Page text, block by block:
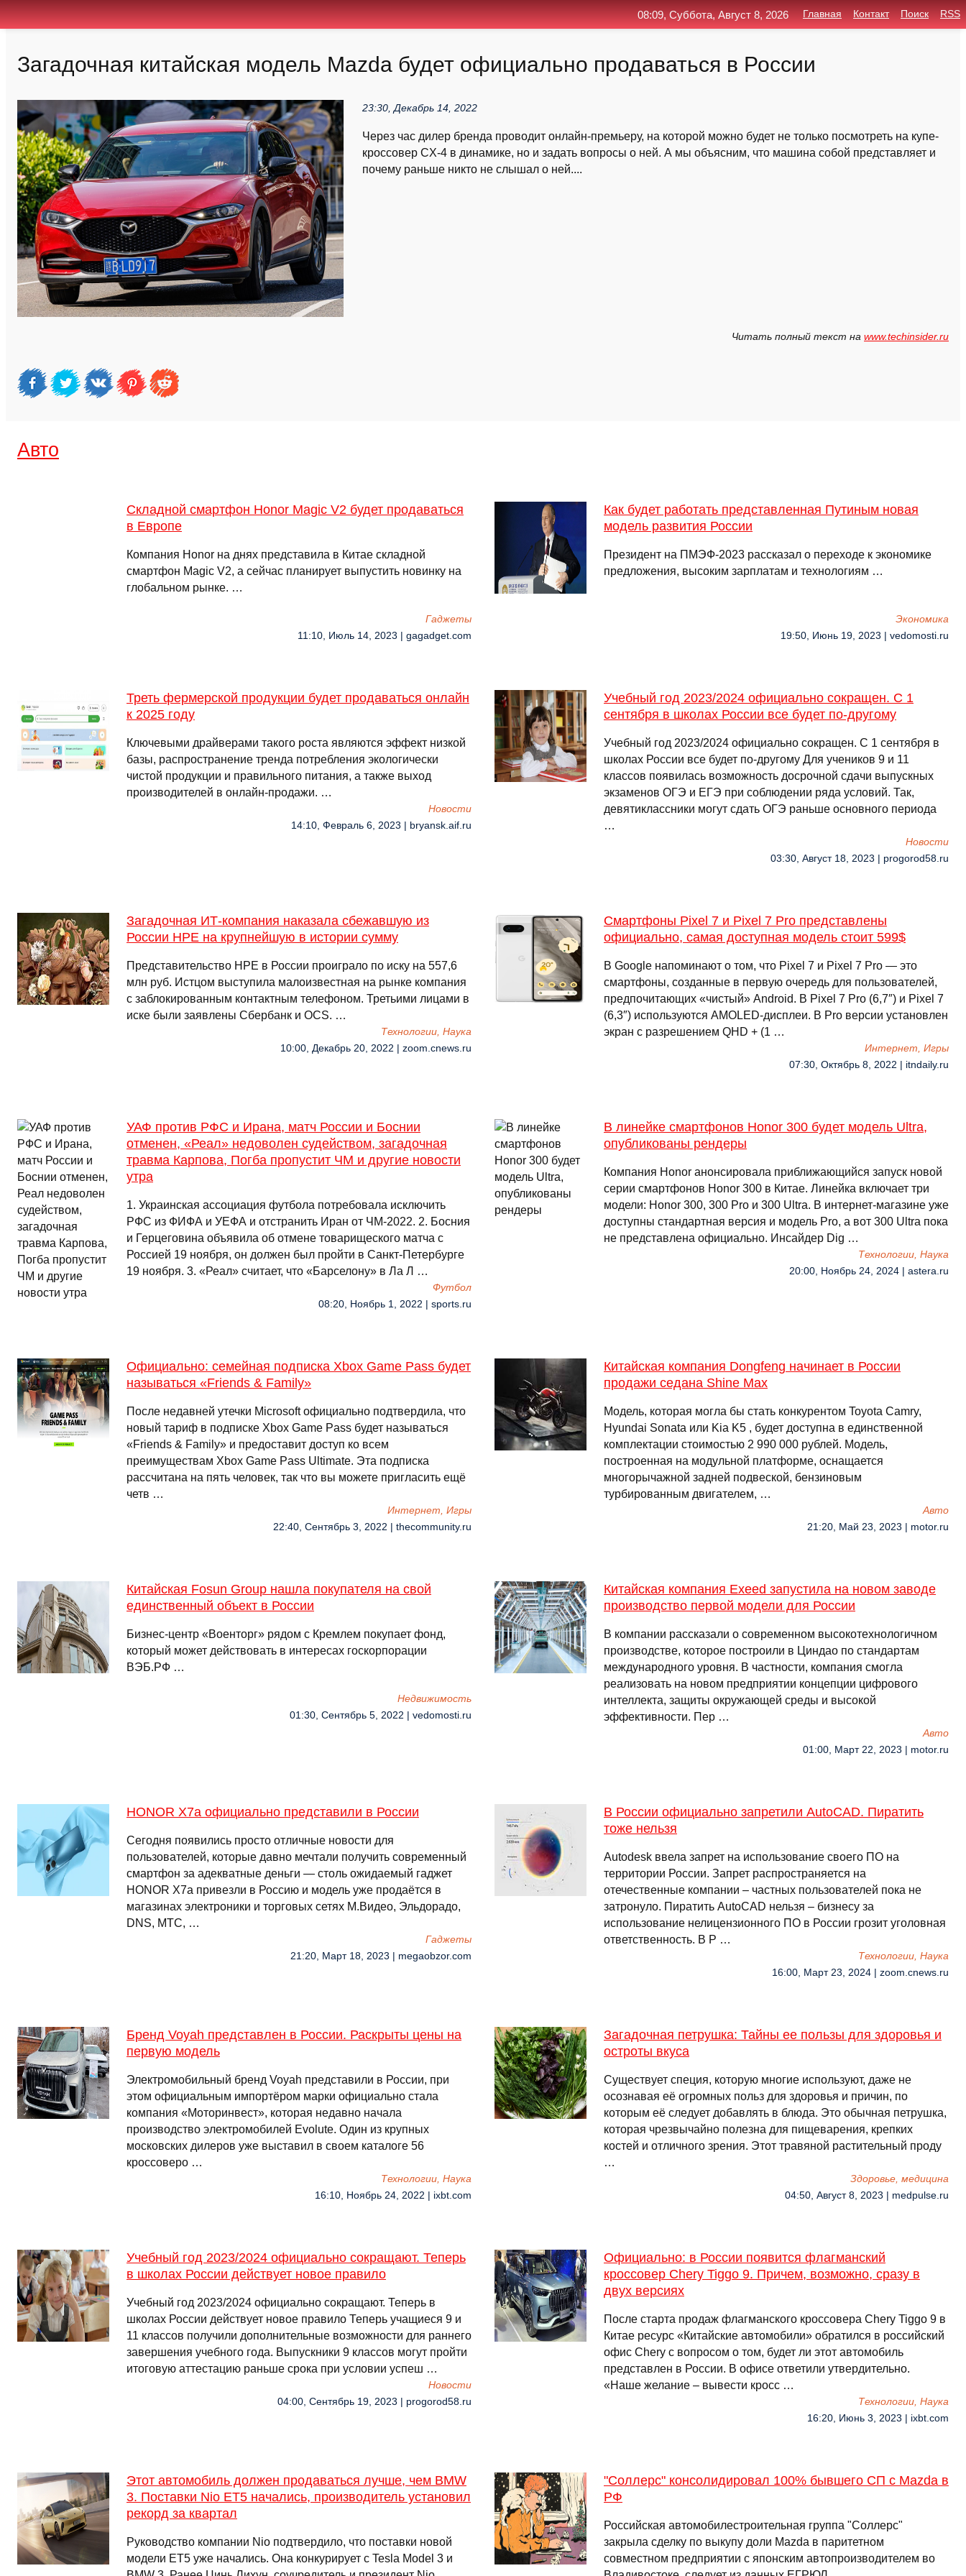
Загадочная китайская модель Mazda будет официально продаваться в России
23:30, Декабрь 14, 2022
Через час дилер бренда проводит онлайн-премьеру, на которой можно будет не только посмотреть на купе-
кроссовер CX-4 в динамике, но и задать вопросы о ней. А мы объясним, что машина собой представляет и
почему раньше никто не слышал о ней....
Читать полный текст на www.techinsider.ru
Авто
Складной смартфон Honor Magic V2 будет продаваться
в Европе
Компания Honor на днях представила в Китае складной
смартфон Magic V2, а сейчас планирует выпустить новинку на
глобальном рынке. …
Гаджеты
11:10, Июль 14, 2023 | gagadget.com
Как будет работать представленная Путиным новая
модель развития России
Президент на ПМЭФ-2023 рассказал о переходе к экономике
предложения, высоким зарплатам и технологиям …
Экономика
19:50, Июнь 19, 2023 | vedomosti.ru
Треть фермерской продукции будет продаваться онлайн
к 2025 году
Ключевыми драйверами такого роста являются эффект низкой
базы, распространение тренда потребления экологически
чистой продукции и правильного питания, а также выход
производителей в онлайн-продажи. …
Новости
14:10, Февраль 6, 2023 | bryansk.aif.ru
Учебный год 2023/2024 официально сокращен. С 1
сентября в школах России все будет по-другому
Учебный год 2023/2024 официально сокращен. С 1 сентября в
школах России все будет по-другому Для учеников 9 и 11
классов появилась возможность досрочной сдачи выпускных
экзаменов ОГЭ и ЕГЭ при соблюдении ряда условий. Так,
девятиклассники могут сдать ОГЭ раньше основного периода
…
Новости
03:30, Август 18, 2023 | progorod58.ru
Загадочная ИТ-компания наказала сбежавшую из
России HPE на крупнейшую в истории сумму
Представительство HPE в России проиграло по иску на 557,6
млн руб. Истцом выступила малоизвестная на рынке компания
с заблокированным контактным телефоном. Третьими лицами в
иске были заявлены Сбербанк и OCS. …
Технологии, Наука
10:00, Декабрь 20, 2022 | zoom.cnews.ru
Смартфоны Pixel 7 и Pixel 7 Pro представлены
официально, самая доступная модель стоит 599$
В Google напоминают о том, что Pixel 7 и Pixel 7 Pro — это
смартфоны, созданные в первую очередь для пользователей,
предпочитающих «чистый» Android. В Pixel 7 Pro (6,7″) и Pixel 7
(6,3″) используются AMOLED-дисплеи. В Pro версии установлен
экран с разрешением QHD + (1 …
Интернет, Игры
07:30, Октябрь 8, 2022 | itndaily.ru
УАФ против РФС и Ирана, матч России и Боснии
отменен, «Реал» недоволен судейством, загадочная
травма Карпова, Погба пропустит ЧМ и другие новости
утра
1. Украинская ассоциация футбола потребовала исключить
РФС из ФИФА и УЕФА и отстранить Иран от ЧМ-2022. 2. Босния
и Герцеговина объявила об отмене товарищеского матча с
Россией 19 ноября, он должен был пройти в Санкт-Петербурге
19 ноября. 3. «Реал» считает, что «Барселону» в Ла Л …
Футбол
08:20, Ноябрь 1, 2022 | sports.ru
В линейке смартфонов Honor 300 будет модель Ultra,
опубликованы рендеры
Компания Honor анонсировала приближающийся запуск новой
серии смартфонов Honor 300 в Китае. Линейка включает три
модели: Honor 300, 300 Pro и 300 Ultra. В интернет-магазине уже
доступны стандартная версия и модель Pro, а вот 300 Ultra пока
не представлена официально. Инсайдер Dig …
Технологии, Наука
20:00, Ноябрь 24, 2024 | astera.ru
Официально: семейная подписка Xbox Game Pass будет
называться «Friends & Family»
После недавней утечки Microsoft официально подтвердила, что
новый тариф в подписке Xbox Game Pass будет называться
«Friends & Family» и предоставит доступ ко всем
преимуществам Xbox Game Pass Ultimate. Эта подписка
рассчитана на пять человек, так что вы можете пригласить ещё
четв …
Интернет, Игры
22:40, Сентябрь 3, 2022 | thecommunity.ru
Китайская компания Dongfeng начинает в России
продажи седана Shine Max
Модель, которая могла бы стать конкурентом Toyota Camry,
Hyundai Sonata или Kia K5 , будет доступна в единственной
комплектации стоимостью 2 990 000 рублей. Модель,
построенная на модульной платформе, оснащается
многорычажной задней подвеской, бензиновым
турбированным двигателем, …
Авто
21:20, Май 23, 2023 | motor.ru
Китайская Fosun Group нашла покупателя на свой
единственный объект в России
Бизнес-центр «Военторг» рядом с Кремлем покупает фонд,
который может действовать в интересах госкорпорации
ВЭБ.РФ …
Недвижимость
01:30, Сентябрь 5, 2022 | vedomosti.ru
Китайская компания Exeed запустила на новом заводе
производство первой модели для России
В компании рассказали о современном высокотехнологичном
производстве, которое построили в Циндао по стандартам
международного уровня. В частности, компания смогла
реализовать на новом предприятии концепции цифрового
интеллекта, защиты окружающей среды и высокой
эффективности. Пер …
Авто
01:00, Март 22, 2023 | motor.ru
HONOR X7a официально представили в России
Сегодня появились просто отличные новости для
пользователей, которые давно мечтали получить современный
смартфон за адекватные деньги — столь ожидаемый гаджет
HONOR X7a привезли в Россию и модель уже продаётся в
магазинах электроники и торговых сетях М.Видео, Эльдорадо,
DNS, МТС, …
Гаджеты
21:20, Март 18, 2023 | megaobzor.com
В России официально запретили AutoCAD. Пиратить
тоже нельзя
Autodesk ввела запрет на использование своего ПО на
территории России. Запрет распространяется на
отечественные компании – частных пользователей пока не
затронуло. Пиратить AutoCAD нельзя – бизнесу за
использование нелицензионного ПО в России грозит уголовная
ответственность. В Р …
Технологии, Наука
16:00, Март 23, 2024 | zoom.cnews.ru
Бренд Voyah представлен в России. Раскрыты цены на
первую модель
Электромобильный бренд Voyah представили в России, при
этом официальным импортёром марки официально стала
компания «Моторинвест», которая недавно начала
производство электромобилей Evolute. Один из крупных
московских дилеров уже выставил в своем каталоге 56
кроссоверо …
Технологии, Наука
16:10, Ноябрь 24, 2022 | ixbt.com
Загадочная петрушка: Тайны ее пользы для здоровья и
остроты вкуса
Существует специя, которую многие используют, даже не
осознавая её огромных польз для здоровья и причин, по
которым её следует добавлять в блюда. Это обычная петрушка,
которая чрезвычайно полезна для пищеварения, крепких
костей и отличного зрения. Этот травяной растительный проду
…
Здоровье, медицина
04:50, Август 8, 2023 | medpulse.ru
Учебный год 2023/2024 официально сокращают. Теперь
в школах России действует новое правило
Учебный год 2023/2024 официально сокращают. Теперь в
школах России действует новое правило Теперь учащиеся 9 и
11 классов получили дополнительные возможности для раннего
завершения учебного года. Выпускники 9 классов могут пройти
итоговую аттестацию раньше срока при условии успеш …
Новости
04:00, Сентябрь 19, 2023 | progorod58.ru
Официально: в России появится флагманский
кроссовер Chery Tiggo 9. Причем, возможно, сразу в
двух версиях
После старта продаж флагманского кроссовера Chery Tiggo 9 в
Китае ресурс «Китайские автомобили» обратился в российский
офис Chery с вопросом о том, будет ли этот автомобиль
представлен в России. В офисе ответили утвердительно.
«Наше желание – вывести кросс …
Технологии, Наука
16:20, Июнь 3, 2023 | ixbt.com
Этот автомобиль должен продаваться лучше, чем BMW
3. Поставки Nio ET5 начались, производитель установил
рекорд за квартал
Руководство компании Nio подтвердило, что поставки новой
модели ET5 уже начались. Она конкурирует с Tesla Model 3 и
"Соллерс" консолидировал 100% бывшего СП с Mazda в
РФ
Российская автомобилестроительная группа "Соллерс"
закрыла сделку по выкупу доли Mazda в паритетном
совместном предприятии с японским автопроизводителем во
08:09, Суббота, Август 8, 2026 Главная Контакт Поиск RSS